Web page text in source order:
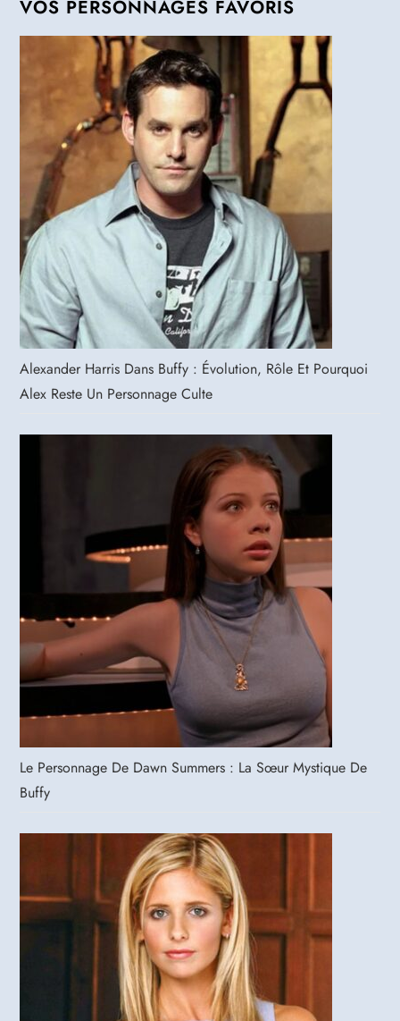
VOS PERSONNAGES FAVORIS
Alexander Harris Dans Buffy : Évolution, Rôle Et Pourquoi
Alex Reste Un Personnage Culte
Le Personnage De Dawn Summers : La Sœur Mystique De
Buffy